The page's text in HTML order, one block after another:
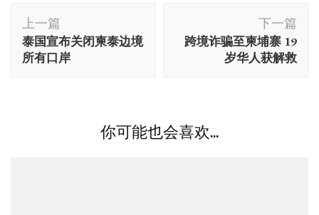
博
文
导
上一篇
泰国宣布关闭柬泰边境
所有口岸
下一篇
跨境诈骗至柬埔寨 19
岁华人获解救
你可能也会喜欢...